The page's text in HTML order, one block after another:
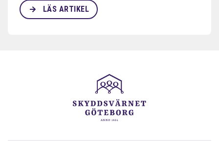
LÄS ARTIKEL